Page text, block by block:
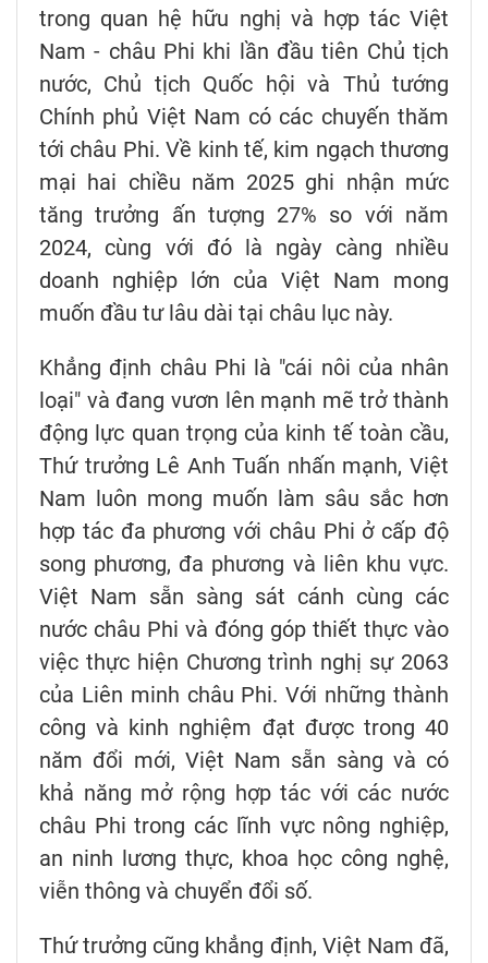
trong quan hệ hữu nghị và hợp tác Việt
Nam - châu Phi khi lần đầu tiên Chủ tịch
nước, Chủ tịch Quốc hội và Thủ tướng
Chính phủ Việt Nam có các chuyến thăm
tới châu Phi. Về kinh tế, kim ngạch thương
mại hai chiều năm 2025 ghi nhận mức
tăng trưởng ấn tượng 27% so với năm
2024, cùng với đó là ngày càng nhiều
doanh nghiệp lớn của Việt Nam mong
muốn đầu tư lâu dài tại châu lục này.
Khẳng định châu Phi là "cái nôi của nhân
loại" và đang vươn lên mạnh mẽ trở thành
động lực quan trọng của kinh tế toàn cầu,
Thứ trưởng Lê Anh Tuấn nhấn mạnh, Việt
Nam luôn mong muốn làm sâu sắc hơn
hợp tác đa phương với châu Phi ở cấp độ
song phương, đa phương và liên khu vực.
Việt Nam sẵn sàng sát cánh cùng các
nước châu Phi và đóng góp thiết thực vào
việc thực hiện Chương trình nghị sự 2063
của Liên minh châu Phi. Với những thành
công và kinh nghiệm đạt được trong 40
năm đổi mới, Việt Nam sẵn sàng và có
khả năng mở rộng hợp tác với các nước
châu Phi trong các lĩnh vực nông nghiệp,
an ninh lương thực, khoa học công nghệ,
viễn thông và chuyển đổi số.
Thứ trưởng cũng khẳng định, Việt Nam đã,